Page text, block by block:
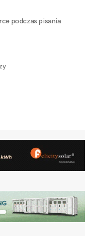
podczas pisania